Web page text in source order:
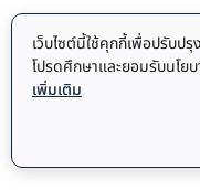
เว็บไซต์นี้ใช้คุกกี้เพื่อปรับป
โปรดศึกษาและยอมรับนโย
เพิ่มเติม